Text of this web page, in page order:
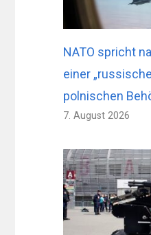
NATO spricht
einer
polnischen
7. August 2026